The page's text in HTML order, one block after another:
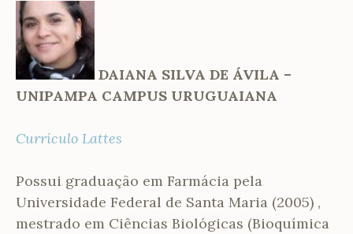
DAIANA SILVA DE ÁVILA –
UNIPAMPA CAMPUS URUGUAIANA
Currículo Lattes
Possui graduação em Farmácia pela
Universidade Federal de Santa Maria (2005) ,
mestrado em Ciências Biológicas (Bioquímica